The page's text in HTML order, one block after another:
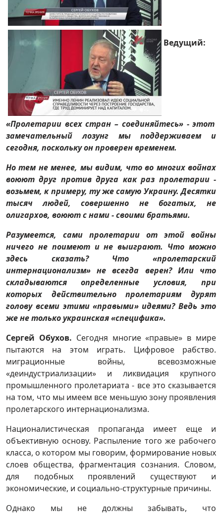
Ведущий:
«Пролетарии всех стран – соединяйтесь» - этот
замечательный лозунг мы поддерживаем и
сегодня, поскольку он проверен временем.
Но тем не менее, мы видим, что во многих войнах
воюют друг против друга как раз пролетарии -
возьмем, к примеру, ту же самую Украину. Десятки
тысяч людей, совершенно не богатых, не
олигархов, воюют с нами - своими братьями.
Разумеется, сами пролетарии от этой войны
ничего не поимеют и не выиграют. Что можно
здесь сказать? Что «пролетарский
интернационализм» не всегда верен? Или что
складываются определенные условия, при
которых действительно пролетариям дурят
голову всеми этими «правыми» идеями? Ведь это
же не только украинская «специфика».
Сергей Обухов. Сегодня многие «правые» в мире
пытаются на этом играть. Цифровое рабство.
миграционные войны, всевозможные
«деиндустриализации» и ликвидация крупного
промышленного пролетариата - все это сказывается
на том, что мы имеем все меньшую зону проявления
пролетарского интернационализма.
Националистическая пропаганда имеет еще и
объективную основу. Распыление того же рабочего
класса, о котором мы говорим, формирование новых
слоев общества, фрагментация сознания. Словом,
для подобных проявлений существуют и
экономические, и социально-структурные причины.
Однако мы не должны забывать, что